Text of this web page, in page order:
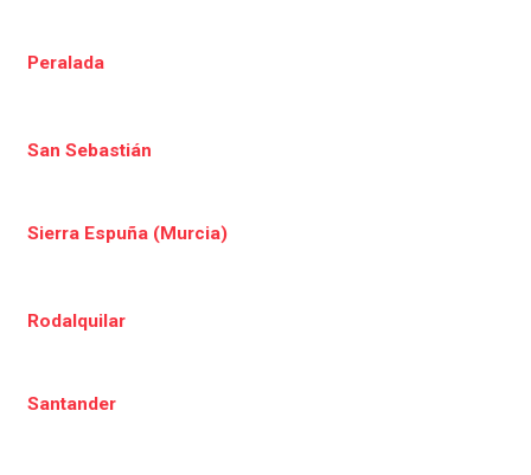
Peralada
San Sebastián
Sierra Espuña (Murcia)
Rodalquilar
Santander